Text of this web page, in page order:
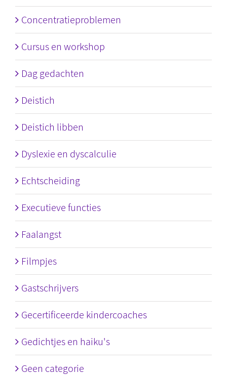
Concentratieproblemen
Cursus en workshop
Dag gedachten
Deistich
Deistich libben
Dyslexie en dyscalculie
Echtscheiding
Executieve functies
Faalangst
Filmpjes
Gastschrijvers
Gecertificeerde kindercoaches
Gedichtjes en haiku's
Geen categorie